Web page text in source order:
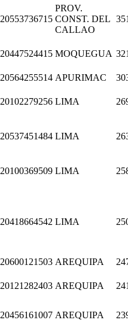
20553736715
PROV.
CONST. DEL
CALLAO
20447524415 MOQUEGUA
20564255514 APURIMAC
20102279256 LIMA
20537451484 LIMA
20100369509 LIMA
20418664542 LIMA
20600121503 AREQUIPA
20121282403 AREQUIPA
20456161007 AREQUIPA